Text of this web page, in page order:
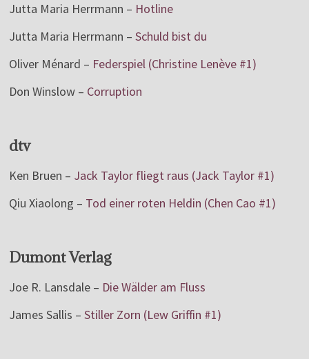
Jutta Maria Herrmann – Hotline
Jutta Maria Herrmann –Schuld bist du
Oliver Ménard – Federspiel (Christine Lenève #1)
Don Winslow – Corruption
dtv
Ken Bruen – Jack Taylor fliegt raus (Jack Taylor #1)
Qiu Xiaolong – Tod einer roten Heldin (Chen Cao #1)
Dumont Verlag
Joe R. Lansdale – Die Wälder am Fluss
James Sallis –Stiller Zorn (Lew Griffin #1)